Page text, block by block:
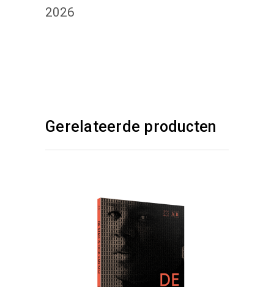
2026
Gerelateerde producten
KIES :)